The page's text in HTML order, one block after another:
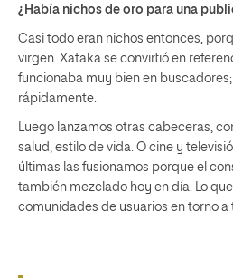
¿Había nichos de oro para una
Casi todo eran nichos entonces,
virgen. Xataka se convirtió en
funcionaba muy bien en
rápidamente.
Luego lanzamos otras cabeceras,
salud, estilo de vida. O cine y
últimas las fusionamos porque el
también mezclado hoy en día. Lo
comunidades de usuarios en torno